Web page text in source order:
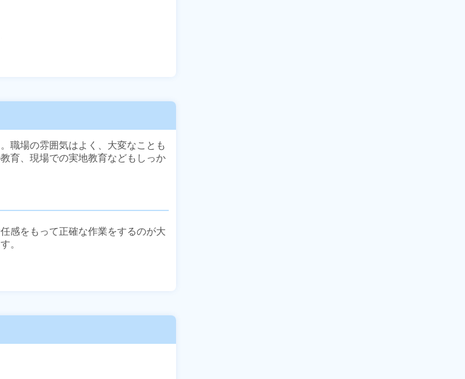
職場の雰囲気はよく、大変なことも
育、現場での実地教育などもしっか
感をもって正確な作業をするのが大
。